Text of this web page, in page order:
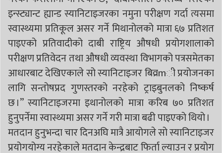
इन्स्ट्यान्ट ह्यान्ड स्यानिटाइजरका नमुना परीक्षण गर्दा त्यसमा
स्वास्थ्यमा प्रतिकूल असर गर्ने मिथानोलको मात्रा ६७ प्रतिशत
पाइएको प्रतिवादीको दाबी राष्ट्रिय औषधी प्रयोगशालाको
परीक्षण प्रतिवेदन तथा औषधी व्यवस्था विभागको पत्रसमेतका
आधारबाट देखिएकाले सो स्यानिटाइजर बिव्रmी प्रयोजनका
लागि सन्तोषप्रद गुणस्तरको नरहेको ट्राइबुनलको निष्कर्ष
छ ।” स्यानिटाइजरमा इथानोलको मात्रा करिब ७० प्रतिशत
हुनुपर्नेमा स्वास्थ्यमा असर गर्ने गरी मात्रा बढी पाइएको थियो ।
मतदान हुनुभन्दा चार दिनअघि मात्रै आयोगले सो स्यानिटाइजर
प्रयोगयोग्य नरहेकाले मतदान केन्द्रबाट फिर्ता ल्याउन र प्रयोग